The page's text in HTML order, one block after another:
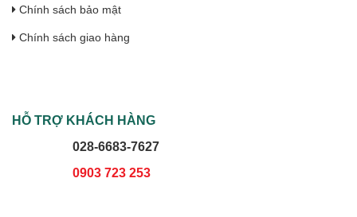
Chính sách bảo mật
Chính sách giao hàng
HỖ TRỢ KHÁCH HÀNG
028-6683-7627
0903 723 253